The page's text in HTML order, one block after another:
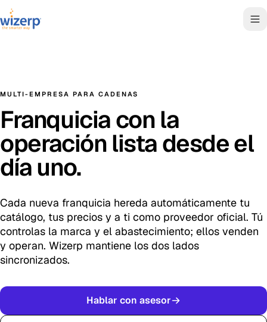
MULTI-EMPRESA PARA CADENAS
Franquicia con la
operación lista desde el
día uno.
Cada nueva franquicia hereda automáticamente tu
catálogo, tus precios y a ti como proveedor oficial. Tú
controlas la marca y el abastecimiento; ellos venden
y operan. Wizerp mantiene los dos lados
sincronizados.
Hablar con asesor